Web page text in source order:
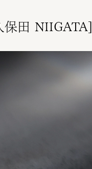
保田 NIIGATA]